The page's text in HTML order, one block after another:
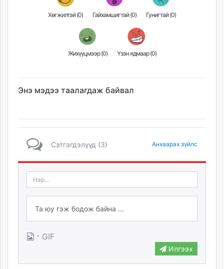
Хөгжилтэй (0) Гайхамшигтай (0) Гунигтай (0)
Жихүүцмээр (0) Үзэн ядмаар (0)
Энэ мэдээ таалагдаж байвал
Сэтгэгдэлүүд (3) Анхаарах зүйлс
· GIF
Илгээх